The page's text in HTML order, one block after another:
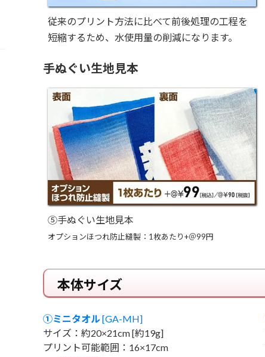
従来のプリント方法に比べて前後処理の工程を
短縮するため、水使用量の削減になります。
手ぬぐい生地見本
⑤手ぬぐい生地見本
オプションほつれ防止縫製：1枚あたり+＠99円
本体サイズ
①ミニタオル[GA-MH]
サイズ：約20×21cm [約19g]
プリント可能範囲：16×17cm